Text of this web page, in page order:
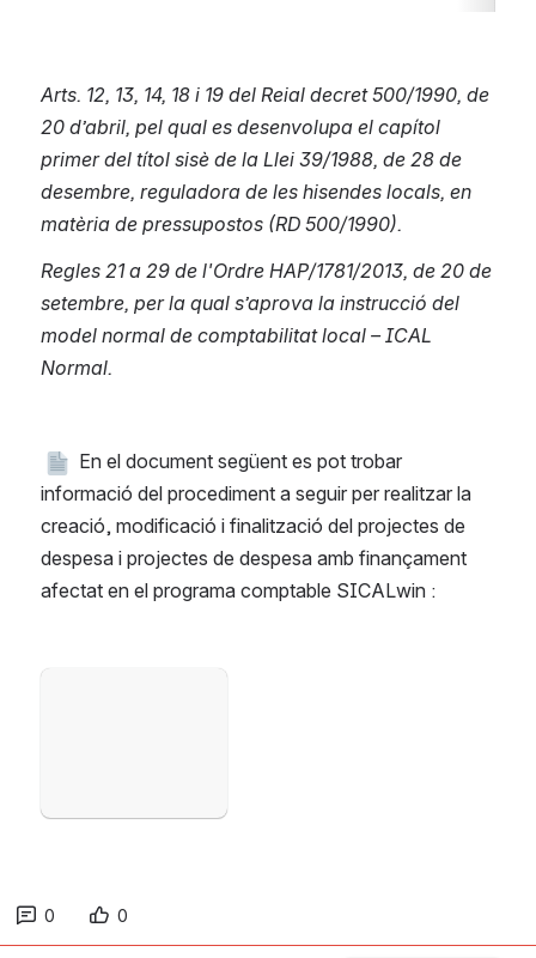
Arts. 12, 13, 14, 18 i 19 del Reial decret 500/1990, de
20 d’abril, pel qual es desenvolupa el capítol
primer del títol sisè de la Llei 39/1988, de 28 de
desembre, reguladora de les hisendes locals, en
matèria de pressupostos (RD 500/1990).
Regles 21 a 29 de l'Ordre HAP/1781/2013, de 20 de
setembre, per la qual s’aprova la instrucció del
model normal de comptabilitat local – ICAL
Normal.
En el document següent es pot trobar
informació del procediment a seguir per realitzar la
creació, modificació i finalització del projectes de
despesa i projectes de despesa amb finançament
afectat en el programa comptable SICALwin :
0 0